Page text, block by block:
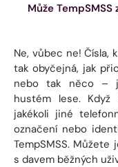
Může
Ne, vůbec ne! Čísla,
tak obyčejná, jak
nebo tak něco –
hustém lese.
jakékoli jiné
označení nebo
TempSMSS.
s davem běžných